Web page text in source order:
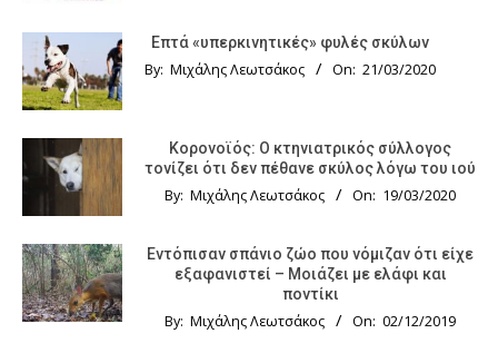
Επτά «υπερκινητικές» φυλές σκύλων
By: Μιχάλης Λεωτσάκος On: 21/03/2020
Κορονοϊός: Ο κτηνιατρικός σύλλογος
τονίζει ότι δεν πέθανε σκύλος λόγω του ιού
By: Μιχάλης Λεωτσάκος On: 19/03/2020
Εντόπισαν σπάνιο ζώο που νόμιζαν ότι είχε
εξαφανιστεί – Μοιάζει με ελάφι και
ποντίκι
By: Μιχάλης Λεωτσάκος On: 02/12/2019